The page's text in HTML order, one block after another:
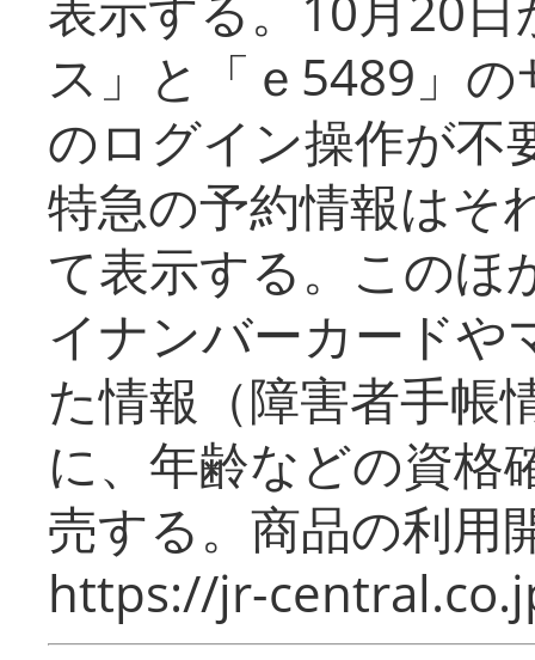
ス」と「ｅ5489」
のログイン操作が不
特急の予約情報はそ
て表示する。このほ
イナンバーカードや
た情報（障害者手帳
に、年齢などの資格
売する。商品の利用
https://jr-